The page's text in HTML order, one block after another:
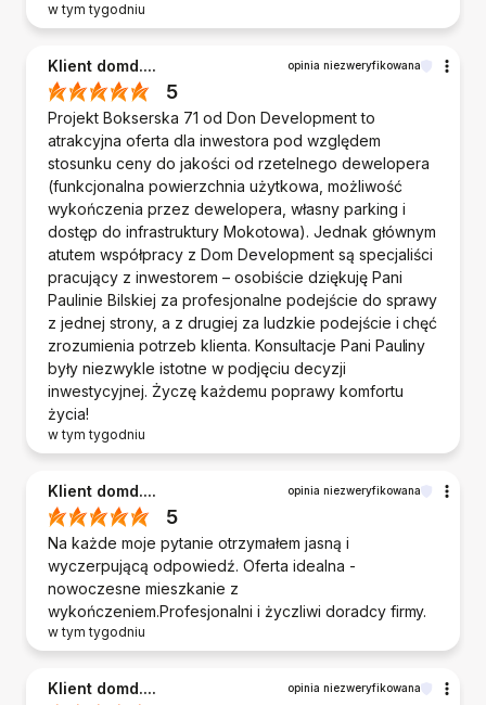
w tym tygodniu
Klient domd.... opinia niezweryfikowana
5
Projekt Bokserska 71 od Don Development to
atrakcyjna oferta dla inwestora pod względem
stosunku ceny do jakości od rzetelnego dewelopera
(funkcjonalna powierzchnia użytkowa, możliwość
wykończenia przez dewelopera, własny parking i
dostęp do infrastruktury Mokotowa). Jednak głównym
atutem współpracy z Dom Development są specjaliści
pracujący z inwestorem – osobiście dziękuję Pani
Paulinie Bilskiej za profesjonalne podejście do sprawy
z jednej strony, a z drugiej za ludzkie podejście i chęć
zrozumienia potrzeb klienta. Konsultacje Pani Pauliny
były niezwykle istotne w podjęciu decyzji
inwestycyjnej. Życzę każdemu poprawy komfortu
życia!
w tym tygodniu
Klient domd.... opinia niezweryfikowana
5
Na każde moje pytanie otrzymałem jasną i
wyczerpującą odpowiedź. Oferta idealna -
nowoczesne mieszkanie z
wykończeniem.Profesjonalni i życzliwi doradcy firmy.
w tym tygodniu
Klient domd.... opinia niezweryfikowana